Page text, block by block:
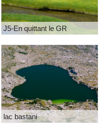
J5-En quittant le GR
lac bastani